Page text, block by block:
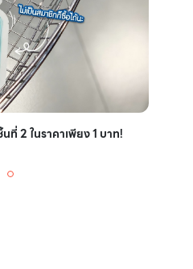
2 ในราคาเพียง 1 บาท!